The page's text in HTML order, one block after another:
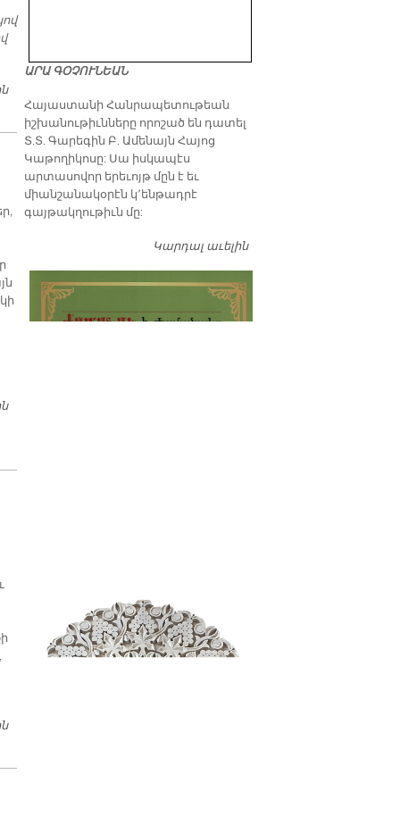
ԱՆԶՈՒՍՊ ԼԵԶՈՒՆ
ԽՈՐՀՐԴԱՅԻՆ ՄԻՈՒԹԻՒՆ՝ ՈՒՐ ԽՕՍՔԸ ԽՕՍՔՈՎ «ԱԶԱՏ» ԷՐ
ՀԱՒԱՏՔԻ ԴԱՍՏԻԱՐԱԿՈՒԹԻՒՆ
ԱՐԱ ԳՕՉՈՒՆԵԱՆ
​Հայաստանի Հանրապետութեան
իշխանութիւնները որոշած են դատել
Տ.Տ. Գարեգին Բ. Ամենայն Հայոց
Կաթողիկոսը: Սա իսկապէս
արտասովոր երեւոյթ մըն է եւ
միանշանակօրէն կ՚ենթադրէ
գայթակղութիւն մը:
Կարդալ աւելինԴատել…